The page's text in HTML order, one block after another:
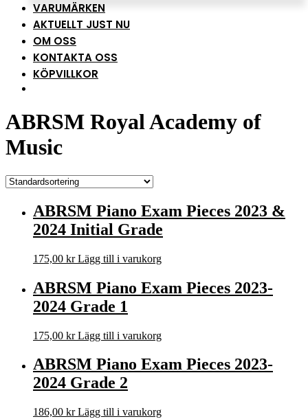
VARUMÄRKEN
AKTUELLT JUST NU
OM OSS
KONTAKTA OSS
KÖPVILLKOR
ABRSM Royal Academy of
Music
ABRSM Piano Exam Pieces 2023 &
2024 Initial Grade
175,00 kr Lägg till i varukorg
ABRSM Piano Exam Pieces 2023-
2024 Grade 1
175,00 kr Lägg till i varukorg
ABRSM Piano Exam Pieces 2023-
2024 Grade 2
186,00 kr Lägg till i varukorg